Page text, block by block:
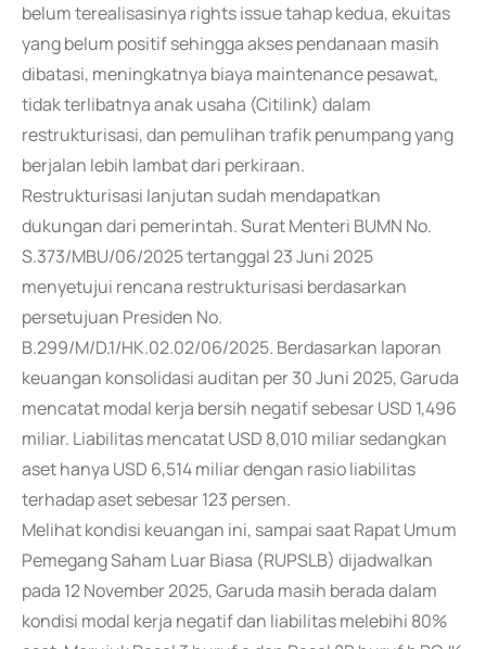
belum terealisasinya rights issue tahap kedua, ekuitas
yang belum positif sehingga akses pendanaan masih
dibatasi, meningkatnya biaya maintenance pesawat,
tidak terlibatnya anak usaha (Citilink) dalam
restrukturisasi, dan pemulihan trafik penumpang yang
berjalan lebih lambat dari perkiraan.
Restrukturisasi lanjutan sudah mendapatkan
dukungan dari pemerintah. Surat Menteri BUMN No.
S.373/MBU/06/2025 tertanggal 23 Juni 2025
menyetujui rencana restrukturisasi berdasarkan
persetujuan Presiden No.
B.299/M/D.1/HK.02.02/06/2025. Berdasarkan laporan
keuangan konsolidasi auditan per 30 Juni 2025, Garuda
mencatat modal kerja bersih negatif sebesar USD 1,496
miliar. Liabilitas mencatat USD 8,010 miliar sedangkan
aset hanya USD 6,514 miliar dengan rasio liabilitas
terhadap aset sebesar 123 persen.
Melihat kondisi keuangan ini, sampai saat Rapat Umum
Pemegang Saham Luar Biasa (RUPSLB) dijadwalkan
pada 12 November 2025, Garuda masih berada dalam
kondisi modal kerja negatif dan liabilitas melebihi 80%